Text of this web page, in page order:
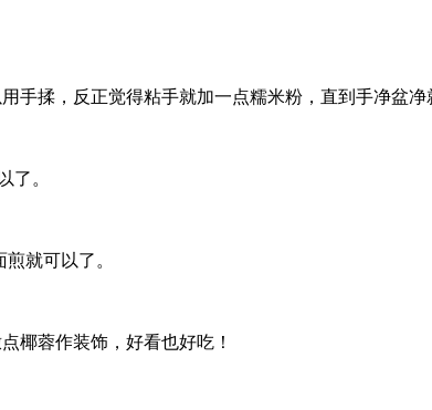
手揉，反正觉得粘手就加一点糯米粉，直到手净盆净
了。
就可以了。
椰蓉作装饰，好看也好吃！